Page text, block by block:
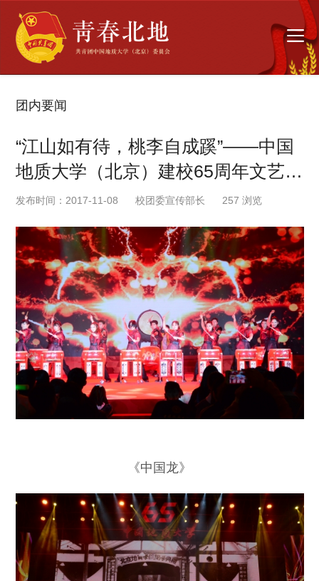
团内要闻
“江山如有待，桃李自成蹊”——中国
地质大学（北京）建校65周年文艺晚
会顺利举办
发布时间：2017-11-08 校团委宣传部长 257 浏览
《中国龙》